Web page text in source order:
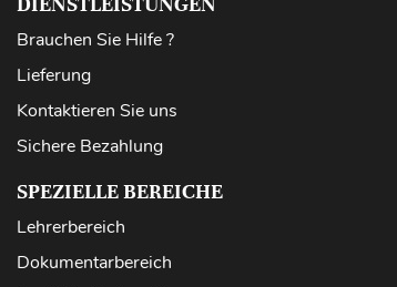
Brauchen Sie Hilfe ?
Lieferung
Kontaktieren Sie uns
Sichere Bezahlung
SPEZIELLE BEREICHE
Lehrerbereich
Dokumentarbereich